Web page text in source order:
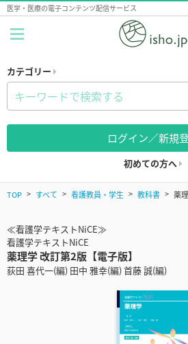
医学・医療の電子コンテンツ配信サービス
カテゴリー
ログイン／新規
初めての方へ
TOP すべて 看護教員・学生 教科書 薬
≪看護学テキストNiCE≫
看護学テキストNiCE
薬理学 改訂第2版【電子版】
荻田 喜代一(編) 田中 雅幸(編) 首藤 誠(編)